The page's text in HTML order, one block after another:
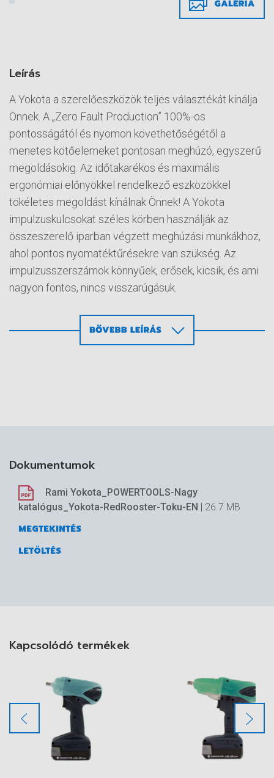
Leírás
A Yokota a szerelőeszközök teljes választékát kínálja
Önnek. A „Zero Fault Production” 100%-os
pontosságától és nyomon követhetőségétől a
menetes kötőelemeket pontosan meghúzó, egyszerű
megoldásokig. Az időtakarékos és maximális
ergonómiai előnyökkel rendelkező eszközökkel
tökéletes megoldást kínálnak Önnek! A Yokota
impulzuskulcsokat széles körben használják az
összeszerelő iparban végzett meghúzási munkákhoz,
ahol pontos nyomatéktűrésekre van szükség. Az
impulzusszerszámok könnyűek, erősek, kicsik, és ami
nagyon fontos, nincs visszarúgásuk.
használatra is alkalmas.
További információkat talál alább, a
kapcsolódó termékkatalógusban.
Dokumentumok
Rami Yokota_POWERTOOLS-Nagy
katalógus_Yokota-RedRooster-Toku-EN | 26.7 MB
MEGTEKINTÉS
LETÖLTÉS
Kapcsolódó termékek